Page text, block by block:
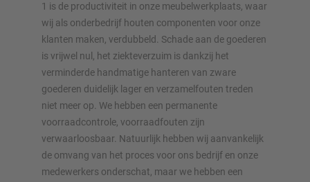
1 is de productiviteit in onze meubelwerkplaats, waar
wij als onderbedrijf houten componenten voor onze
klanten maken, verdubbeld. Schade aan de goederen
is vrijwel nul, het ziekteverzuim is dankzij het
verminderde handmatige hanteren van zware
goederen duidelijk lager en verzamelfouten treden
niet meer op. We hebben een permanente
voorraadcontrole, voorraadfouten zijn
verwaarloosbaar. Natuurlijk hebben wij aanvankelijk
de omvang van het proces voor ons bedrijf en onze
medewerkers onderschat, maar we hebben een